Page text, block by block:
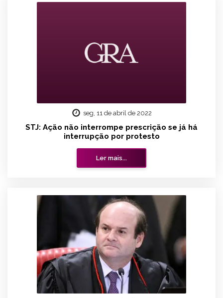
seg, 11 de abril de 2022
STJ: Ação não interrompe prescrição se já há
interrupção por protesto
Ler mais...